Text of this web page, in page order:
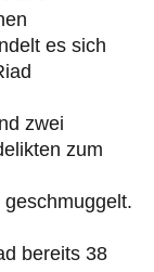
es sich
zwei
zum
bereits 38